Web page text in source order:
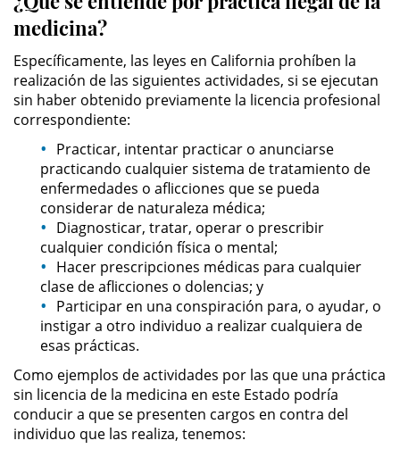
Eléctricas o de Servicios
Incendio Provocado
Invasión de Propiedad Ajena
Vandalismo
Delitos de Armas
Armas Prohibidas en California
Aumento de Sentencia por
Descarga Negligente de un
Arma de Fuego
medicina?
Específicamente, las leyes en California prohíben la
realización de las siguientes actividades, si se ejecutan
sin haber obtenido previamente la licencia profesional
correspondiente:
Practicar, intentar practicar o anunciarse
practicando cualquier sistema de tratamiento de
enfermedades o aflicciones que se pueda
considerar de naturaleza médica;
Diagnosticar, tratar, operar o prescribir
cualquier condición física o mental;
Hacer prescripciones médicas para cualquier
clase de aflicciones o dolencias; y
Participar en una conspiración para, o ayudar, o
instigar a otro individuo a realizar cualquiera de
esas prácticas.
Como ejemplos de actividades por las que una práctica
sin licencia de la medicina en este Estado podría
conducir a que se presenten cargos en contra del
individuo que las realiza, tenemos: